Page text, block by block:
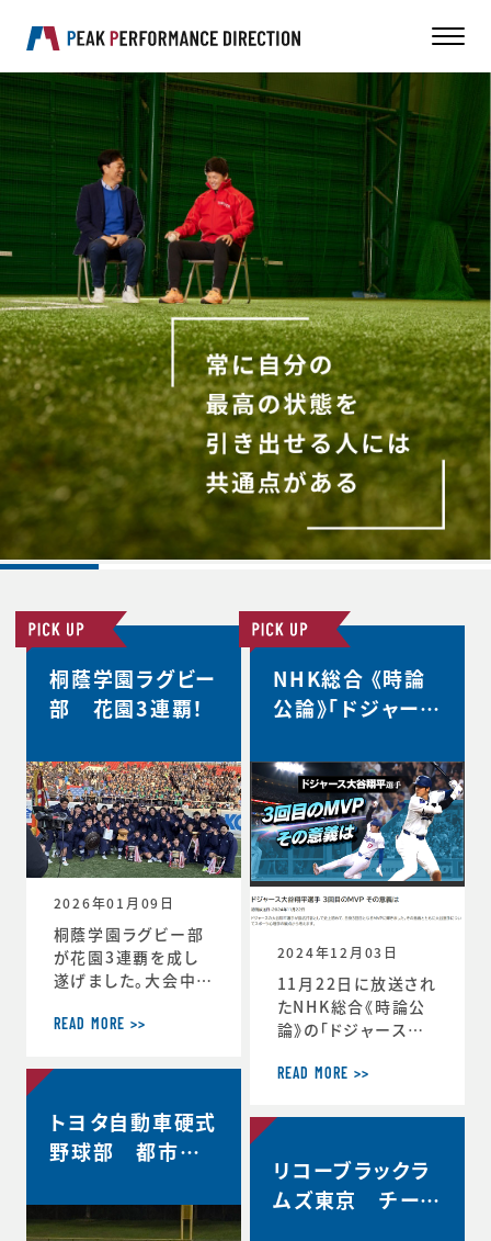
桐蔭学園ラグビー
部 花園3連覇！
2026年01月09日
桐蔭学園ラグビー部
が花園3連覇を成し
遂げました。大会中の
＜12月30日 2回戦
G＞ 振り返りミーテ
る。これまで蓄積した
ものタフなゲームで
やってみる。主観的な
う整理するか。翌日の
練習から次のステー
READ MORE >>
NHK総合 《時論
公論》「ドジャース
回目のMVP その
意義は」
2024年12月03日
11月22日に放送され
たNHK総合《時論公
論》の「ドジャース大
MVP その意義は」内
意義 “最高の自分”を
今シーズン大谷選手
の活躍が示唆したこ
と」のコーナーで、ス
READ MORE >>
トヨタ自動車硬式
野球部 都市対
場決定
リコーブラックラ
ムズ東京 チーム